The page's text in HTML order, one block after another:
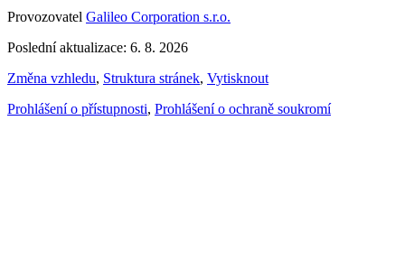
Provozovatel Galileo Corporation s.r.o.
Poslední aktualizace: 6. 8. 2026
Změna vzhledu, Struktura stránek, Vytisknout
Prohlášení o přístupnosti, Prohlášení o ochraně soukromí